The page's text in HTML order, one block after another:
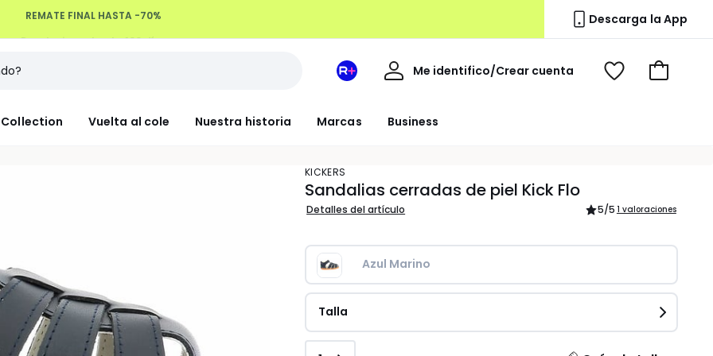
Devoluciones hasta 100 días Descarga la App
Collection Vuelta al cole Nuestra historia Marcas Business
Mi
Redoute
Me identifico/Crear cuenta
Mi
Ver
Ir
KICKERS
Sandalias cerradas de piel Kick Flo
Detalles del artículo 5/5 1 valoraciones
Azul Marino
Talla